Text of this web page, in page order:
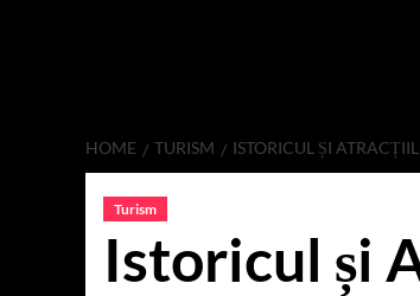
HOME TURISM ISTORICUL ȘI
Turism
Istoricul și